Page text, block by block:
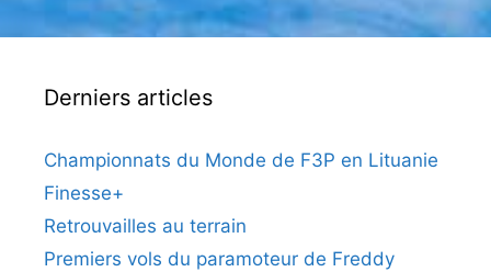
Derniers articles
Championnats du Monde de F3P en Lituanie
Finesse+
Retrouvailles au terrain
Premiers vols du paramoteur de Freddy